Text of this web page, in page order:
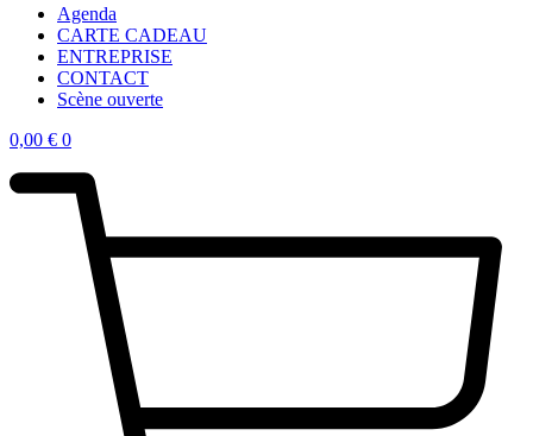
Agenda
CARTE CADEAU
ENTREPRISE
CONTACT
Scène ouverte
0,00 € 0